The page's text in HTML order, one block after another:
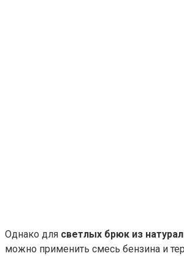
Однако для светлых брюк из
можно применить смесь бензина и